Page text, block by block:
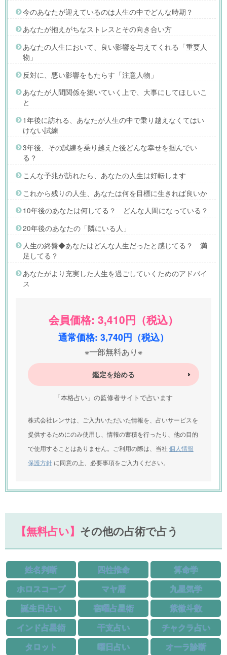
今のあなたが迎えているのは人生の中でどんな時期？
あなたが抱えがちなストレスとその向き合い方
あなたの人生において、良い影響を与えてくれる「重要人
物」
反対に、悪い影響をもたらす「注意人物」
あなたが人間関係を築いていく上で、大事にしてほしいこ
と
1年後に訪れる、あなたが人生の中で乗り越えなくてはい
けない試練
3年後、その試練を乗り越えた後どんな幸せを掴んでい
る？
こんな予兆が訪れたら、あなたの人生は好転します
これから残りの人生、あなたは何を目標に生きれば良いか
10年後のあなたは何してる？ どんな人間になっている？
20年後のあなたの「隣にいる人」
人生の終盤◆あなたはどんな人生だったと感じてる？ 満
足してる？
あなたがより充実した人生を過ごしていくためのアドバイ
ス
会員価格: 3,410円（税込）
通常価格: 3,740円（税込）
※一部無料あり※
鑑定を始める
「本格占い」の監修者サイトで占います
株式会社レンサは、ご入力いただいた情報を、占いサービスを
提供するためにのみ使用し、情報の蓄積を行ったり、他の目的
で使用することはありません。ご利用の際は、当社 個人情報
保護方針に同意の上、必要事項をご入力ください。
【無料占い】 その他の占術で占う
姓名判断 四柱推命
算命学
ホロスコープ
マヤ暦
九星気学
誕生日占い
宿曜占星術
紫微斗数
インド占星術
干支占い
チャクラ占い
タロット
曜日占い オーラ診断